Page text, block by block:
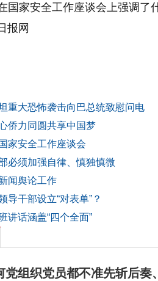
报网
重大恐怖袭击向巴总统致慰问电
侨力同圆共享中国梦
家安全工作座谈会
必须加强自律、慎独慎微
闻舆论工作
导干部设立“对表单”？
讲话涵盖“四个全面”
党组织党员都不准先斩后奏